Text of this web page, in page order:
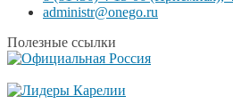
administr@onego.ru
Полезные ссылки